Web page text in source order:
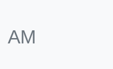
AM